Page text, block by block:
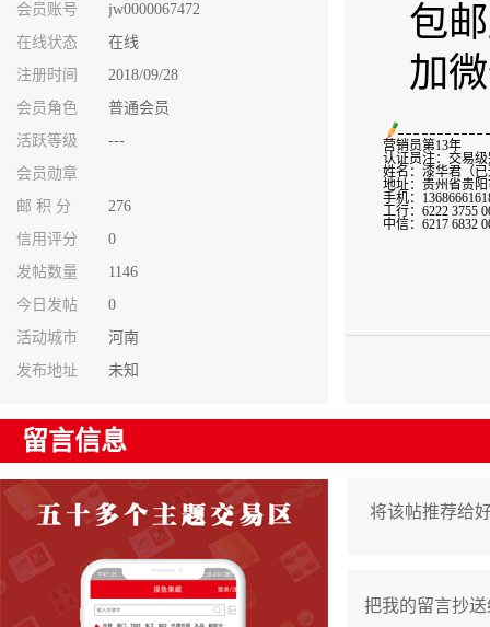
会员账号
jw0000067472
在线状态
在线
注册时间
2018/09/28
会员角色
普通会员
活跃等级
---
会员勋章
邮 积 分
276
信用评分
0
发帖数量
1146
今日发帖
0
活动城市
河南
发布地址
未知
包
加
营销员第13年
认证员注：交易
姓名：漆华君（
地址：贵州省贵
手机：
工行：6222 3755
中信：6217 6832
留言信息
将该帖推荐给
把我的留言抄送